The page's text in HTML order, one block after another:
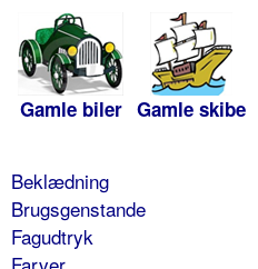
Gamle biler Gamle skibe
Beklædning
Brugsgenstande
Fagudtryk